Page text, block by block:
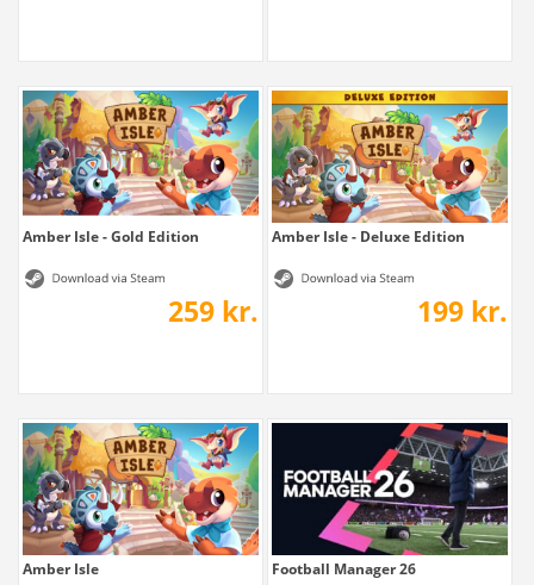
Amber Isle - Gold Edition
259 kr.
Amber Isle - Deluxe Edition
199 kr.
Amber Isle Football Manager 26